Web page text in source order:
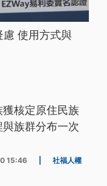
使用方式與
獲核定原住民族
族群分布一次
15:46 社福人權